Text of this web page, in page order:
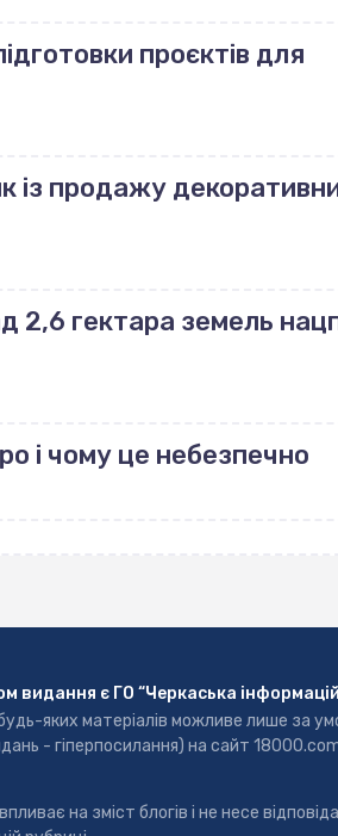
проєктів для
із продажу
2,6 гектара земель
і чому це небезпечно
видання є ГО “Черкаська
яких матеріалів можливе лише за
- гіперпосилання) на сайт
на зміст блогів і не несе